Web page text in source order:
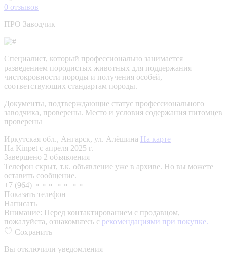
0 отзывов
ПРО Заводчик
Специалист, который профессионально занимается
разведением породистых животных для поддержания
чистокровности породы и получения особей,
соответствующих стандартам породы.
Документы, подтверждающие статус профессионального
заводчика, проверены. Место и условия содержания питомцев
проверены
Иркутская обл., Ангарск, ул. Алёшина На карте
На Kinpet c апреля 2025 г.
Завершено 2 объявления
Телефон скрыт, т.к. объявление уже в архиве. Но вы можете
оставить сообщение.
+7 (964) ⚬⚬⚬ ⚬⚬ ⚬⚬
Показать телефон
Написать
Внимание: Перед контактированием с продавцом,
пожалуйста, ознакомьтесь с рекомендациями при покупке.
Сохранить
Вы отключили уведомления